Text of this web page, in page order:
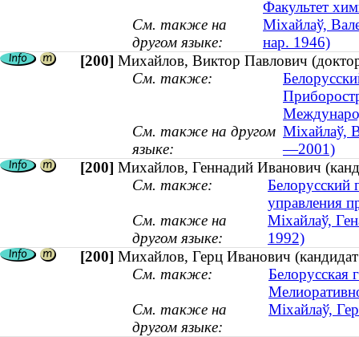
Факультет
См. также на
другом языке:
Міхайлаў,
нар. 1946)
[200] Михайлов, Виктор Павлович
См. также:
См. также на другом
языке:
Міхайлаў,
—2001)
[200] Михайлов, Геннадий Иванович
См. также:
Белорусский
управления
См. также на
другом языке:
Міхайлаў,
1992)
[200] Михайлов, Герц Иванович
См. также:
Белорусская
См. также на
другом языке:
Міхайлаў,